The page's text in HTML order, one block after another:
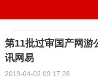
第11批过审国产网游
讯网易
2019-04-02 09:17:28